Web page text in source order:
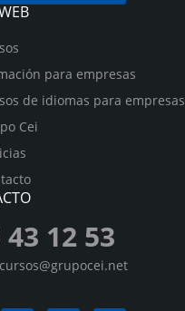
para empresas
de idiomas para empresas
Cei
43 12 53